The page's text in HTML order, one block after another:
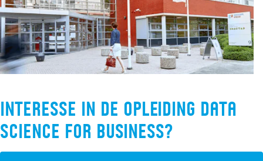
interesse in de opleiding Data
science for business?